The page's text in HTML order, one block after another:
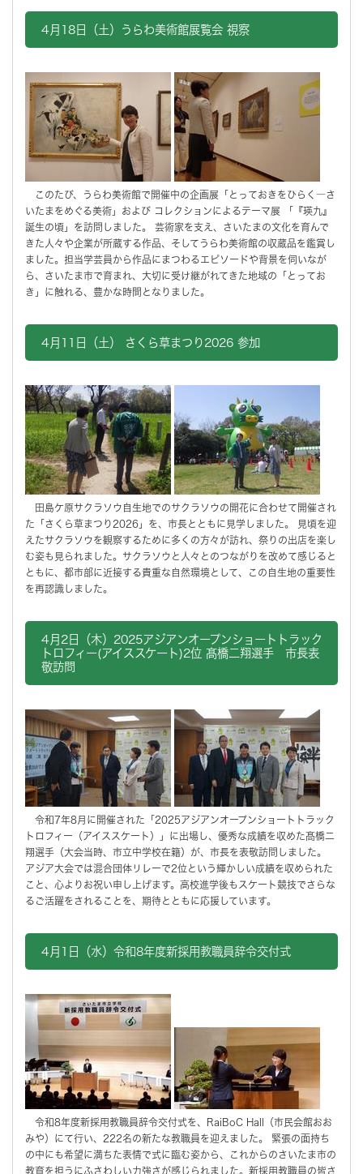
4月18日（土）うらわ美術館展覧会 視察
このたび、うらわ美術館で開催中の企画展「とっておきをひらく―さ
いたまをめぐる美術」および コレクションによるテーマ展 「『瑛九』
誕生の頃」を訪問しました。 芸術家を支え、さいたまの文化を育んで
きた人々や企業が所蔵する作品、そしてうらわ美術館の収蔵品を鑑賞し
ました。担当学芸員から作品にまつわるエピソードや背景を伺いなが
ら、さいたま市で育まれ、大切に受け継がれてきた地域の「とってお
き」に触れる、豊かな時間となりました。
4月11日（土） さくら草まつり2026 参加
田島ケ原サクラソウ自生地でのサクラソウの開花に合わせて開催され
た「さくら草まつり2026」を、市長とともに見学しました。 見頃を迎
えたサクラソウを観察するために多くの方々が訪れ、祭りの出店を楽し
む姿も見られました。サクラソウと人々とのつながりを改めて感じると
ともに、都市部に近接する貴重な自然環境として、この自生地の重要性
を再認識しました。
4月2日（木）2025アジアンオープンショートトラック
トロフィー(アイススケート)2位 髙橋二翔選手 市長表
敬訪問
令和7年8月に開催された「2025アジアンオープンショートトラック
トロフィー（アイススケート）」に出場し、優秀な成績を収めた髙橋二
翔選手（大会当時、市立中学校在籍）が、市長を表敬訪問しました。
アジア大会では混合団体リレーで2位という輝かしい成績を収められた
こと、心よりお祝い申し上げます。高校進学後もスケート競技でさらな
るご活躍をされることを、期待とともに応援しています。
4月1日（水）令和8年度新採用教職員辞令交付式
令和8年度新採用教職員辞令交付式を、RaiBoC Hall（市民会館おお
みや）にて行い、222名の新たな教職員を迎えました。 緊張の面持ち
の中にも希望に満ちた表情で式に臨む姿から、これからのさいたま市の
教育を担うにふさわしい力強さが感じられました。新採用教職員の皆さ